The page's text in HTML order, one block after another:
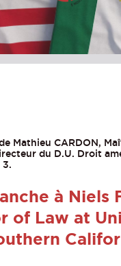
Mathieu CARDON,
du D.U. Droit
3.
à Niels
of Law at